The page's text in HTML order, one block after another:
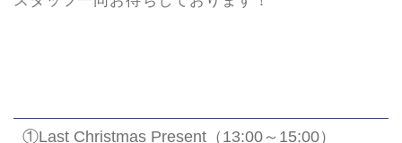
①Last Christmas Present（13:00～15:00）